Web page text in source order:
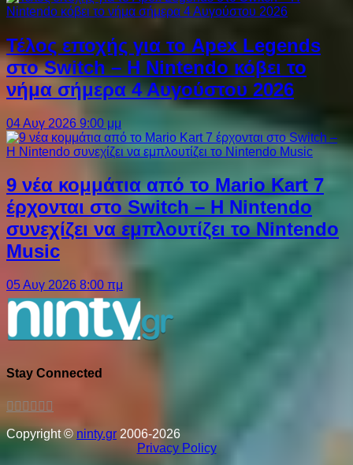
Τέλος εποχής για το Apex Legends
στο Switch – Η Nintendo κόβει το
νήμα σήμερα 4 Αυγούστου 2026
04 Αυγ 2026 9:00 μμ
9 νέα κομμάτια από το Mario Kart 7
έρχονται στο Switch – Η Nintendo
συνεχίζει να εμπλουτίζει το Nintendo
Music
05 Αυγ 2026 8:00 πμ
Stay Connected
Copyright ©ninty.gr 2006-2026
Privacy Policy